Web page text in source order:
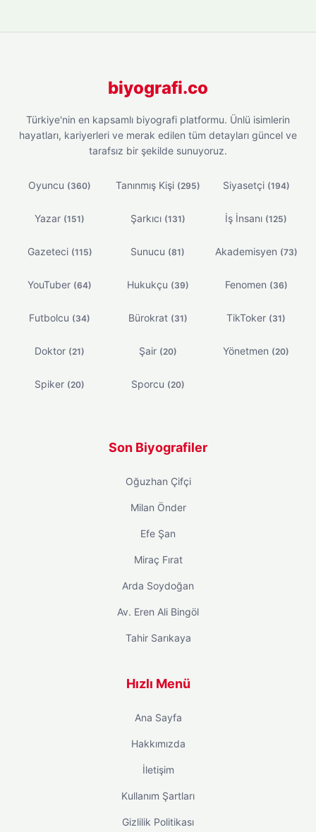
biyografi.co
Türkiye'nin en kapsamlı biyografi platformu. Ünlü isimlerin
hayatları, kariyerleri ve merak edilen tüm detayları güncel ve
tarafsız bir şekilde sunuyoruz.
Oyuncu (360) Tanınmış Kişi (295) Siyasetçi (194)
Yazar (151) Şarkıcı (131) İş İnsanı (125)
Gazeteci (115) Sunucu (81) Akademisyen (73)
YouTuber (64) Hukukçu (39) Fenomen (36)
Futbolcu (34) Bürokrat (31) TikToker (31)
Doktor (21) Şair (20) Yönetmen (20)
Spiker (20) Sporcu (20)
Son Biyografiler
Oğuzhan Çifçi
Milan Önder
Efe Şan
Miraç Fırat
Arda Soydoğan
Av. Eren Ali Bingöl
Tahir Sarıkaya
Hızlı Menü
Ana Sayfa
Hakkımızda
İletişim
Kullanım Şartları
Gizlilik Politikası